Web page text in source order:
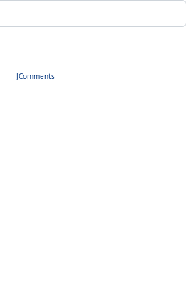
JComments